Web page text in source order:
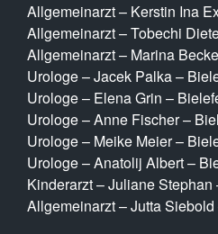
Allgemeinarzt – Kerstin Ina
Allgemeinarzt – Tobechi
Allgemeinarzt – Marina
Urologe – Jacek Palka –
Urologe – Elena Grin –
Urologe – Anne Fischer –
Urologe – Meike Meier –
Urologe – Anatolij Albert –
Kinderarzt – Juliane Stephan
Allgemeinarzt – Jutta